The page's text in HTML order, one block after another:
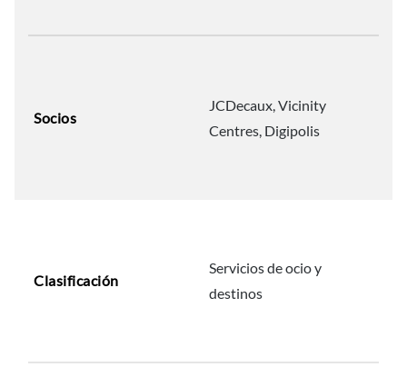
Socios
Clasificación
JCDecaux, Vicinity
Centres, Digipolis
Servicios de ocio y
destinos